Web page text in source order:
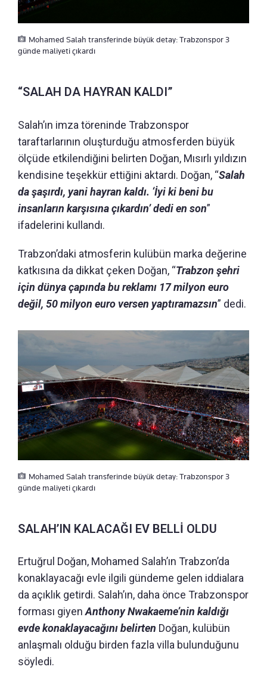
Mohamed Salah transferinde büyük detay: Trabzonspor 3
günde maliyeti çıkardı
“SALAH DA HAYRAN KALDI”
Salah’ın imza töreninde Trabzonspor
taraftarlarının oluşturduğu atmosferden büyük
ölçüde etkilendiğini belirten Doğan, Mısırlı yıldızın
kendisine teşekkür ettiğini aktardı. Doğan, “Salah
da şaşırdı, yani hayran kaldı. ‘İyi ki beni bu
insanların karşısına çıkardın’ dedi en son”
ifadelerini kullandı.
Trabzon’daki atmosferin kulübün marka değerine
katkısına da dikkat çeken Doğan, “Trabzon şehri
için dünya çapında bu reklamı 17 milyon euro
değil, 50 milyon euro versen yaptıramazsın” dedi.
Mohamed Salah transferinde büyük detay: Trabzonspor 3
günde maliyeti çıkardı
SALAH’IN KALACAĞI EV BELLİ OLDU
Ertuğrul Doğan, Mohamed Salah’ın Trabzon’da
konaklayacağı evle ilgili gündeme gelen iddialara
da açıklık getirdi. Salah’ın, daha önce Trabzonspor
forması giyenAnthony Nwakaeme’nin kaldığı
evde konaklayacağını belirten Doğan, kulübün
anlaşmalı olduğu birden fazla villa bulunduğunu
söyledi.